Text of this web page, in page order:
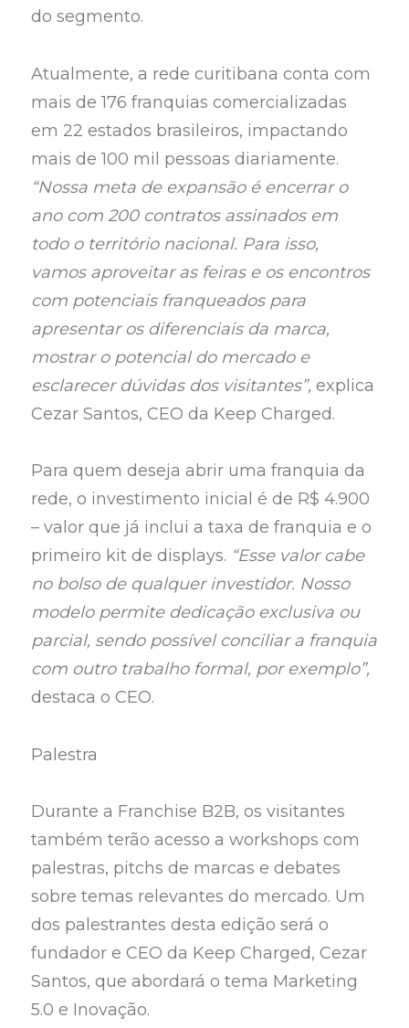
do segmento.
Atualmente, a rede curitibana conta com
mais de 176 franquias comercializadas
em 22 estados brasileiros, impactando
mais de 100 mil pessoas diariamente.
“Nossa meta de expansão é encerrar o
ano com 200 contratos assinados em
todo o território nacional. Para isso,
vamos aproveitar as feiras e os encontros
com potenciais franqueados para
apresentar os diferenciais da marca,
mostrar o potencial do mercado e
esclarecer dúvidas dos visitantes”, explica
Cezar Santos, CEO da Keep Charged.
Para quem deseja abrir uma franquia da
rede, o investimento inicial é de R$ 4.900
– valor que já inclui a taxa de franquia e o
primeiro kit de displays. “Esse valor cabe
no bolso de qualquer investidor. Nosso
modelo permite dedicação exclusiva ou
parcial, sendo possível conciliar a franquia
com outro trabalho formal, por exemplo”,
destaca o CEO.
Palestra
Durante a Franchise B2B, os visitantes
também terão acesso a workshops com
palestras, pitchs de marcas e debates
sobre temas relevantes do mercado. Um
dos palestrantes desta edição será o
fundador e CEO da Keep Charged, Cezar
Santos, que abordará o tema Marketing
5.0 e Inovação.